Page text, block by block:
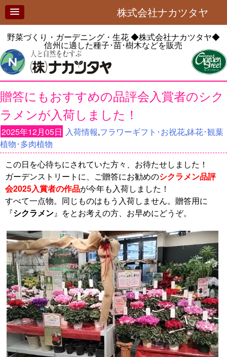
株式会社ナカツタヤ
野菜づくり・ガーデニング・生花◆株式会社ナカツタヤ◆
信州に適した種子･苗･樹木などを販売
贈答にもおすすめの品評会入賞者のシク
ラメンが入荷しました！
2025年12月05日 入荷情報,フラワーギフト･お祝花,鉢花･観葉
植物･多肉植物
この日を心待ちにされていた方々、お待たせしました！
ガーデンストリートに、ご贈答にお勧めのシクラメン品評
会2025入賞者の作品が今年も入荷しました ！
すべて一点物。同じものはもう入荷しません。贈答用に
『シクラメン』をとお考えの方、お早めにどうぞ。